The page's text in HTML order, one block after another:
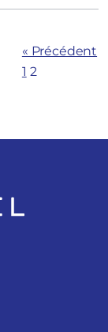
« Précédent
1 2